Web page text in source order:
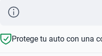
Protege tu auto con una